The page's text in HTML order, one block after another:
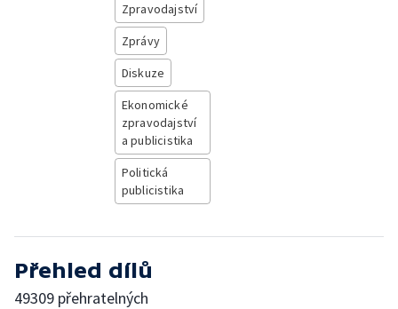
Zpravodajství
Zprávy
Diskuze
Ekonomické
zpravodajství
a publicistika
Politická
publicistika
Přehled dílů
49309 přehratelných